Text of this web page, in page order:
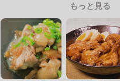
もっと見る